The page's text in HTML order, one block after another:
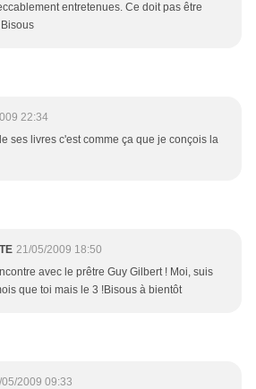
entretenues. Ce doit pas être
22:34
ses livres c'est comme ça que je conçois la
21/05/2009 18:50
avec le prêtre Guy Gilbert ! Moi, suis
que toi mais le 3 !Bisous à bientôt
2009 09:33